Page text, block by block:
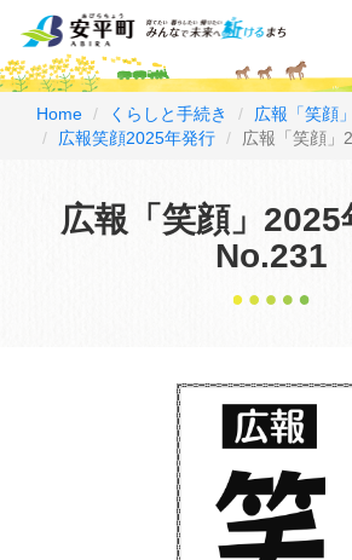
Home くらしと手続き
広報「笑顔」
広報笑顔2025年発行
広報「笑顔」
広報「笑顔」2025
No.231